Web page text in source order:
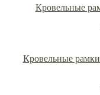
Кровельные
Кровельные